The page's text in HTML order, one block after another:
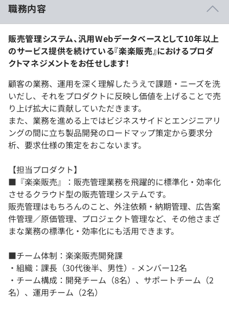
職務内容
販売管理システム、汎用Webデータベースとして10年以上
のサービス提供を続けている『楽楽販売』におけるプロダ
クトマネジメントをお任せします！
顧客の業務、運用を深く理解したうえで課題・ニーズを洗
いだし、それをプロダクトに反映し価値を上げることで売
り上げ拡大に貢献していただきます。
また、業務を進める上ではビジネスサイドとエンジニアリ
ングの間に立ち製品開発のロードマップ策定から要求分
析、要求仕様の策定をおこないます。
【担当プロダクト】
■『楽楽販売』：販売管理業務を飛躍的に標準化・効率化
させるクラウド型の販売管理システムです。
販売管理はもちろんのこと、外注依頼・納期管理、広告案
件管理／原価管理、プロジェクト管理など、その他さまざ
まな業務の標準化・効率化にも活用できます。
■チーム体制：楽楽販売開発課
・組織：課長（30代後半、男性）- メンバー12名
・チーム構成：開発チーム（8名）、サポートチーム（2
名）、運用チーム（2名）